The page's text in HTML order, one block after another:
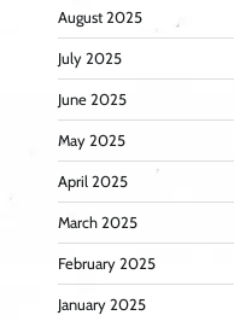
August 2025
July 2025
June 2025
May 2025
April 2025
March 2025
February 2025
January 2025